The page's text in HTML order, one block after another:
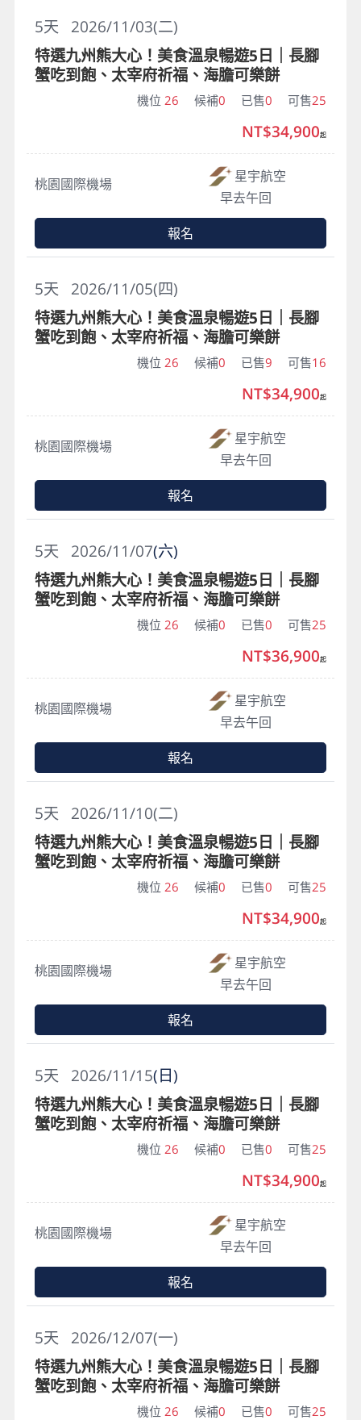
2026/11/03(二)
5天
特選九州熊大心！美食溫泉暢遊5日｜長腳
蟹吃到飽、太宰府祈福、海膽可樂餅
機位 26 候補0 已售0 可售25
桃園國際機場
星宇航空
早去午回
NT$34,900起
報名
2026/11/05(四)
5天
特選九州熊大心！美食溫泉暢遊5日｜長腳
蟹吃到飽、太宰府祈福、海膽可樂餅
機位 26 候補0 已售9 可售16
桃園國際機場
星宇航空
早去午回
NT$34,900起
報名
2026/11/07(六)
5天
特選九州熊大心！美食溫泉暢遊5日｜長腳
蟹吃到飽、太宰府祈福、海膽可樂餅
機位 26 候補0 已售0 可售25
桃園國際機場
星宇航空
早去午回
NT$36,900起
報名
2026/11/10(二)
5天
特選九州熊大心！美食溫泉暢遊5日｜長腳
蟹吃到飽、太宰府祈福、海膽可樂餅
機位 26 候補0 已售0 可售25
桃園國際機場
星宇航空
早去午回
NT$34,900起
報名
2026/11/15(日)
5天
特選九州熊大心！美食溫泉暢遊5日｜長腳
蟹吃到飽、太宰府祈福、海膽可樂餅
機位 26 候補0 已售0 可售25
桃園國際機場
星宇航空
早去午回
NT$34,900起
報名
2026/12/07(一)
5天
特選九州熊大心！美食溫泉暢遊5日｜長腳
蟹吃到飽、太宰府祈福、海膽可樂餅
機位 26 候補0 已售0 可售25